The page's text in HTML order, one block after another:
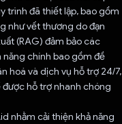
trình đã thiết lập, bao gồm
như vết thương do đạn
(RAG) đảm bảo các
năng chính bao gồm đề
hoá và dịch vụ hỗ trợ 24/7,
hỗ trợ nhanh chóng
nhằm cải thiện khả năng